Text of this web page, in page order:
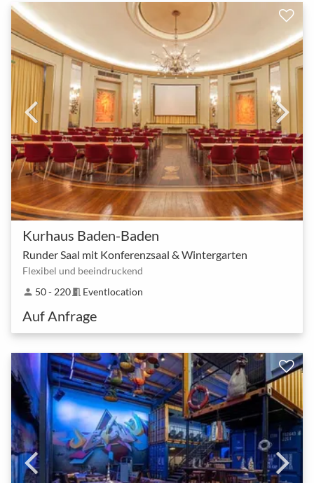
Kurhaus Baden-Baden
Runder Saal mit Konferenzsaal & Wintergarten
Flexibel und beeindruckend
person 50 - 220meeting_room Eventlocation
Auf Anfrage